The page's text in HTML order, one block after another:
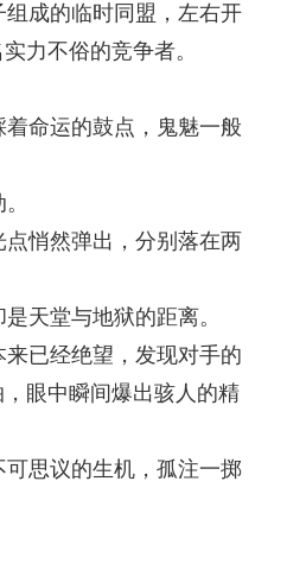
成的临时同盟，左右开
力不俗的竞争者。
命运的鼓点，鬼魅一般
悄然弹出，分别落在两
天堂与地狱的距离。
已经绝望，发现对手的
眼中瞬间爆出骇人的精
思议的生机，孤注一掷